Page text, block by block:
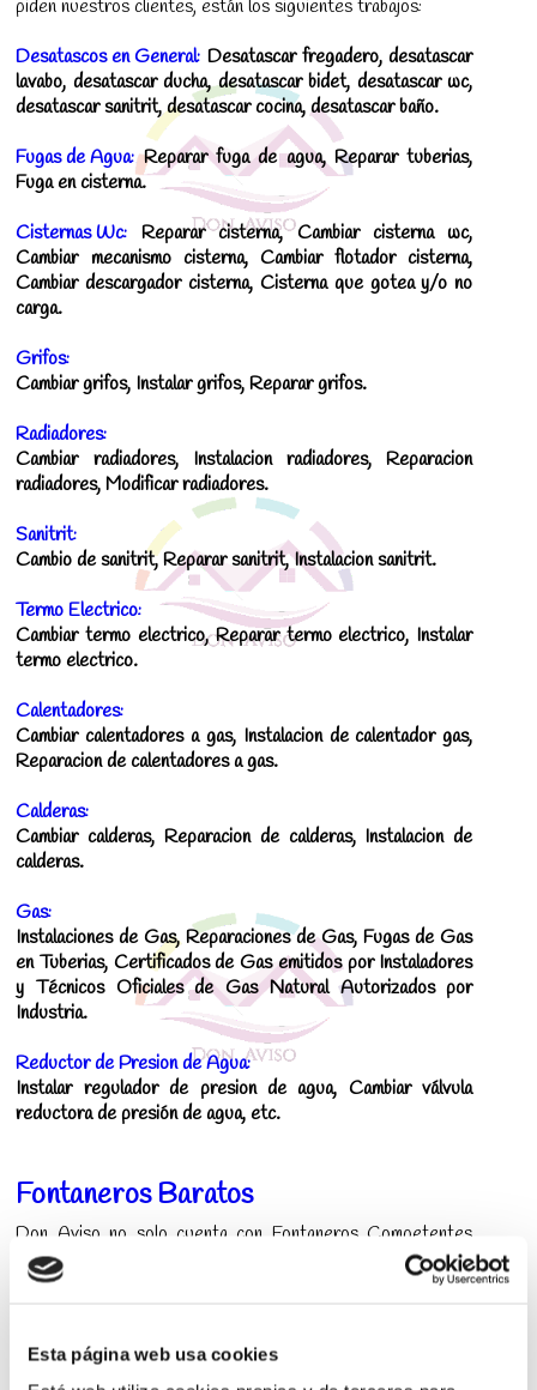
Esta página web usa cookies
piden nuestros clientes, están los siguientes trabajos:
Desatascos en General: Desatascar fregadero, desatascar
lavabo, desatascar ducha, desatascar bidet, desatascar wc,
desatascar sanitrit, desatascar cocina, desatascar baño.
Fugas de Agua:Reparar fuga de agua, Reparar tuberias,
Fuga en cisterna.
Cisternas Wc: Reparar cisterna, Cambiar cisterna wc,
Cambiar mecanismo cisterna, Cambiar flotador cisterna,
Cambiar descargador cisterna, Cisterna que gotea y/o no
carga.
Grifos:
Cambiar grifos, Instalar grifos, Reparar grifos.
Radiadores:
Cambiar radiadores, Instalacion radiadores, Reparacion
radiadores, Modificar radiadores.
Sanitrit:
Cambio de sanitrit, Reparar sanitrit, Instalacion sanitrit.
Termo Electrico:
Cambiar termo electrico, Reparar termo electrico, Instalar
termo electrico.
Calentadores:
Cambiar calentadores a gas, Instalacion de calentador gas,
Reparacion de calentadores a gas.
Calderas:
Cambiar calderas, Reparacion de calderas, Instalacion de
calderas.
Gas:
Instalaciones de Gas, Reparaciones de Gas, Fugas de Gas
en Tuberias, Certificados de Gas emitidos por Instaladores
y Técnicos Oficiales de Gas Natural Autorizados por
Industria.
Reductor de Presion de Agua:
Instalar regulador de presion de agua, Cambiar válvula
reductora de presión de agua, etc.
Fontaneros Baratos
Don Aviso no solo cuenta con Fontaneros Competentes
sino que además sus precios se pueden ajustar al máximo
porque no existen intermediarios,
Fontanero Directo y
Fontanero Economico